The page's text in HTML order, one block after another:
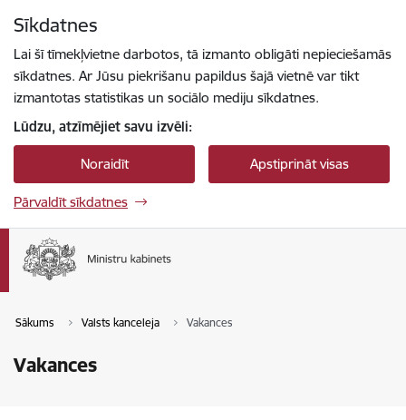
Sīkdatnes
Lai šī tīmekļvietne darbotos, tā izmanto obligāti nepieciešamās
sīkdatnes. Ar Jūsu piekrišanu papildus šajā vietnē var tikt
izmantotas statistikas un sociālo mediju sīkdatnes.
Lūdzu, atzīmējiet savu izvēli:
Noraidīt Apstiprināt visas
Pārvaldīt sīkdatnes
Sākums Valsts kanceleja Vakances
Vakances